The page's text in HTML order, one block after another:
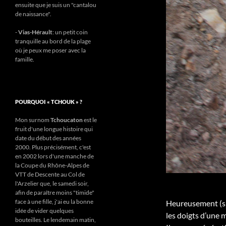
Heureusement
les doigts d’une
ensuite que je suis un "cantalou
de naissance".
-Vias-Hérault: un petit coin
tranquille au bord de la plage
où je peux me poser avec la
famille.
POURQUOI « TCHOUK » ?
Mon surnom Tchoucatonest le
fruit d'une longue histoire qui
date du début des années
2000. Plus précisément, c'est
en 2002 lors d'une manche de
la Coupe du Rhône-Alpes de
VTT de Descente au Col de
l'Arzelier que, le samedi soir,
afin de paraître moins "timide"
face à une fille, j'ai eu la bonne
idée de vider quelques
bouteilles. Le lendemain matin,